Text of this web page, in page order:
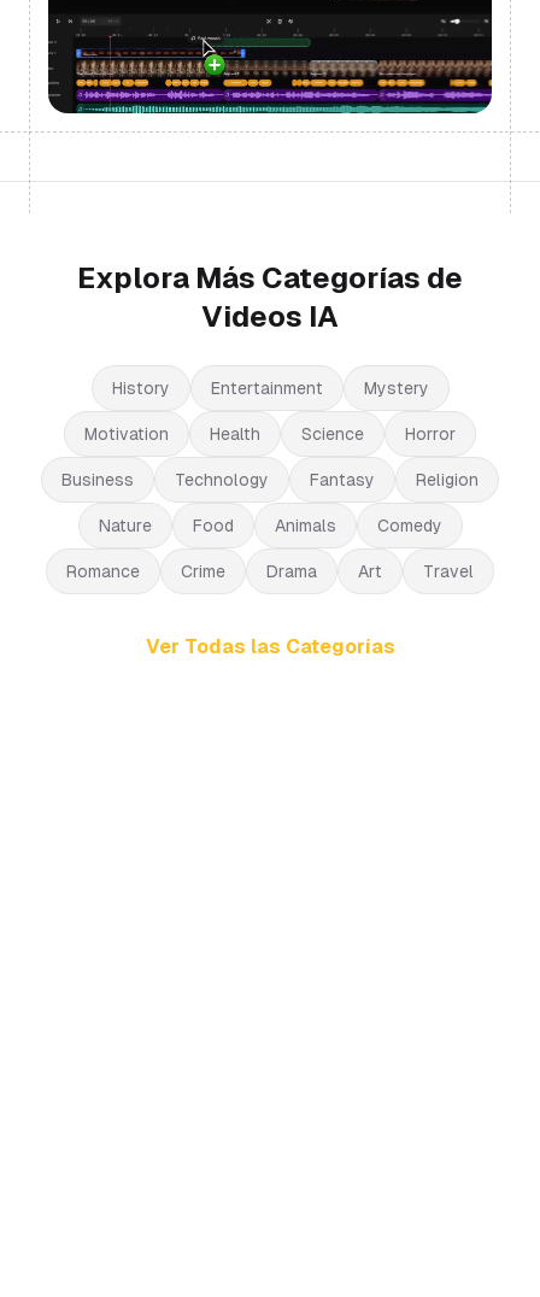
Explora Más Categorías de
Videos IA
History Entertainment Mystery
Motivation Health Science Horror
Business Technology Fantasy Religion
Nature Food Animals Comedy
Romance Crime Drama Art Travel
Ver Todas las Categorías